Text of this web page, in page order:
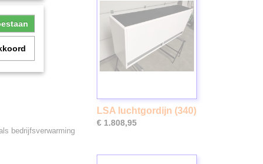
bedrijfsverwarming
LSA luchtgordijn (340)
€ 1.808,95